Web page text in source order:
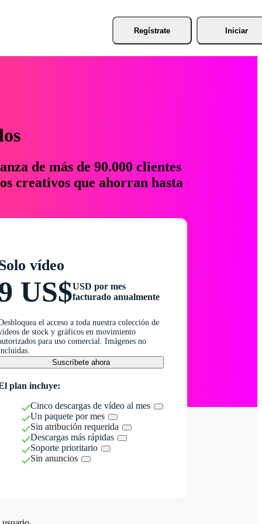
Regístrate Iniciar
de más de 90.000 clientes
creativos que ahorran hasta
vídeo
US$USD por mes
facturado anualmente
el acceso a toda nuestra colección de
de stock y gráficos en movimiento
para uso comercial. Imágenes no
Suscríbete ahora
plan incluye:
Cinco descargas de vídeo al mes
Un paquete por mes
Sin atribución requerida
Descargas más rápidas
Soporte prioritario
Sin anuncios